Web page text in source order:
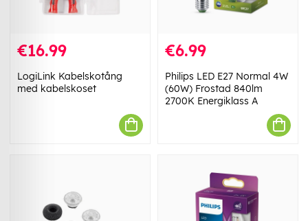
€16.99
LogiLink Kabelskotång
med kabelskoset
€6.99
Philips LED E27 Normal 4W
(60W) Frostad 840lm
2700K Energiklass A